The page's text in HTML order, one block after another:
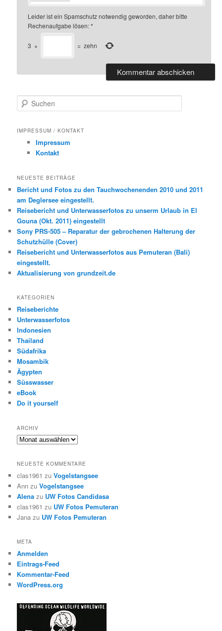
Leider ist ein Spamschutz notwendig geworden, daher bitte
Rechenaufgabe lösen:*
3 + = zehn
u
h
IMPRESSUM / KONTAKT
Impressum
Kontakt
NEUESTE BEITRÄGE
Bericht und Fotos zu den Tauchwochenenden 2010 und 2011
am Deglersee eingestellt.
Reisebericht und Unterwasserfotos zu unserm Urlaub in El
Gouna (Okt. 2011) eingestellt
Sony PRS-505 – Reparatur der gebrochenen Halterung der
Schutzhülle (Cover)
Reisebericht und Unterwasserfotos aus Pemuteran (Bali)
eingestellt.
Aktualisierung von grundzeit.de
KATEGORIEN
Reiseberichte
Unterwasserfotos
Indonesien
Thailand
Südafrika
Mosambik
Ägypten
Süsswasser
eBook
Do it yourself
ARCHIV
Archiv
NEUESTE KOMMENTARE
clas1961 zuVogelstangsee
Ann zuVogelstangsee
Alena zu UW Fotos Candidasa
clas1961 zu UW Fotos Pemuteran
Jana zu UW Fotos Pemuteran
META
Anmelden
Eintrags-Feed
Kommentar-Feed
WordPress.org